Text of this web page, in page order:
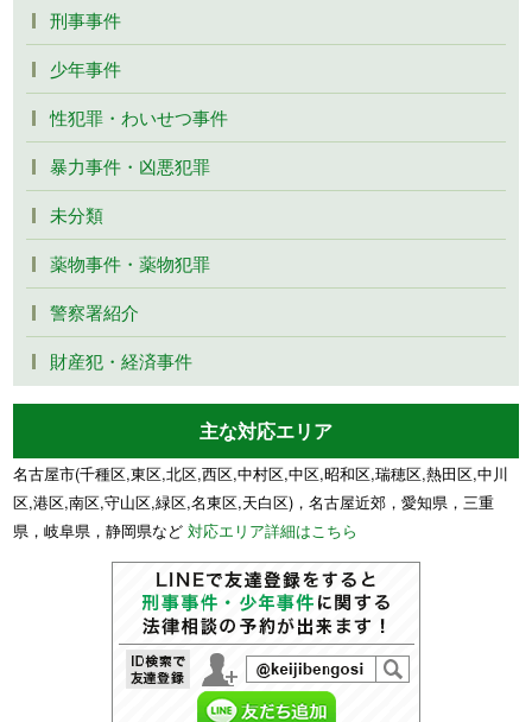
刑事事件
少年事件
性犯罪・わいせつ事件
暴力事件・凶悪犯罪
未分類
薬物事件・薬物犯罪
警察署紹介
財産犯・経済事件
主な対応エリア
名古屋市(千種区,東区,北区,西区,中村区,中区,昭和区,瑞穂区,熱田区,中川
区,港区,南区,守山区,緑区,名東区,天白区)，名古屋近郊，愛知県，三重
県，岐阜県，静岡県など対応エリア詳細はこちら